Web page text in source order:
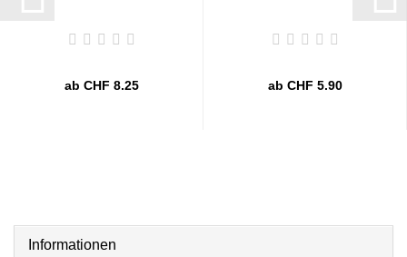
ab CHF 8.25 ab CHF 5.90
Informationen